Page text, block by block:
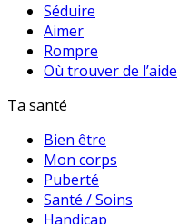
Séduire
Aimer
Rompre
Où trouver de l’aide
Ta santé
Bien être
Mon corps
Puberté
Santé / Soins
Handicap